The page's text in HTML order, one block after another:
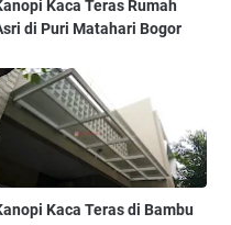
Kaca Teras Rumah
di Puri Matahari Bogor
Kaca Teras di Bambu